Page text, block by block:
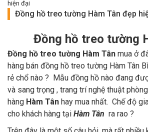
hiện đại
Đồng hồ treo tường Hàm Tân đẹp
Đồng hồ treo tường
Đồng hồ treo tường Hàm Tân mua ở
hàng bán đồng hồ treo tường Hàm Tân
rẻ chổ nào ? Mẫu đồng hồ nào đang
và sang trọng , trang trí nghệ thuật
hàng Hàm Tân hay mua nhất. Chế độ
cho khách hàng tại Hàm Tân ra rao ?